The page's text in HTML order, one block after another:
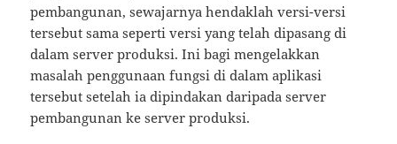
pembangunan, sewajarnya hendaklah versi-versi
tersebut sama seperti versi yang telah dipasang di
dalam server produksi. Ini bagi mengelakkan
masalah penggunaan fungsi di dalam aplikasi
tersebut setelah ia dipindakan daripada server
pembangunan ke server produksi.